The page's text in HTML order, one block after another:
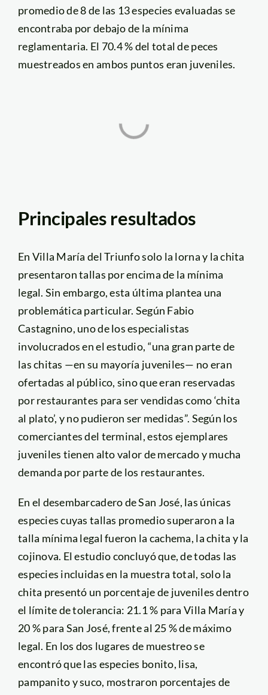
promedio de 8 de las 13 especies evaluadas se
encontraba por debajo de la mínima
reglamentaria. El 70.4 % del total de peces
muestreados en ambos puntos eran juveniles.
Principales resultados
En Villa María del Triunfo solo la lorna y la chita
presentaron tallas por encima de la mínima
legal. Sin embargo, esta última plantea una
problemática particular. Según Fabio
Castagnino, uno de los especialistas
involucrados en el estudio, “una gran parte de
las chitas —en su mayoría juveniles— no eran
ofertadas al público, sino que eran reservadas
por restaurantes para ser vendidas como ‘chita
al plato’, y no pudieron ser medidas”. Según los
comerciantes del terminal, estos ejemplares
juveniles tienen alto valor de mercado y mucha
demanda por parte de los restaurantes.
En el desembarcadero de San José, las únicas
especies cuyas tallas promedio superaron a la
talla mínima legal fueron la cachema, la chita y la
cojinova. El estudio concluyó que, de todas las
especies incluidas en la muestra total, solo la
chita presentó un porcentaje de juveniles dentro
el límite de tolerancia: 21.1 % para Villa María y
20 % para San José, frente al 25 % de máximo
legal. En los dos lugares de muestreo se
encontró que las especies bonito, lisa,
pampanito y suco, mostraron porcentajes de